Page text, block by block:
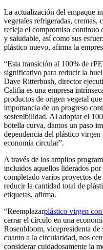
La actualización del empaque
vegetales refrigeradas, cremas,
refleja el compromiso continuo
y saludable, así como sus
plástico nuevo, afirma la
“Esta transición al 100% de
significativo para reducir la
Dave Ritterbush, director
Califia es una empresa
productos de origen vegetal
importancia de un progreso
sostenibilidad. Al adoptar el
botella curva, damos un paso
dependencia del plástico
economía circular”.
A través de los amplios
incluidos aquellos liderados
completado varios proyectos
reducir la cantidad total de
etiquetas, afirma.
“Reemplazarplástico virgen
cerrar el círculo en una
Rosenbloom, vicepresidenta
cuanto a la circularidad, nos
considerar cuidadosamente la